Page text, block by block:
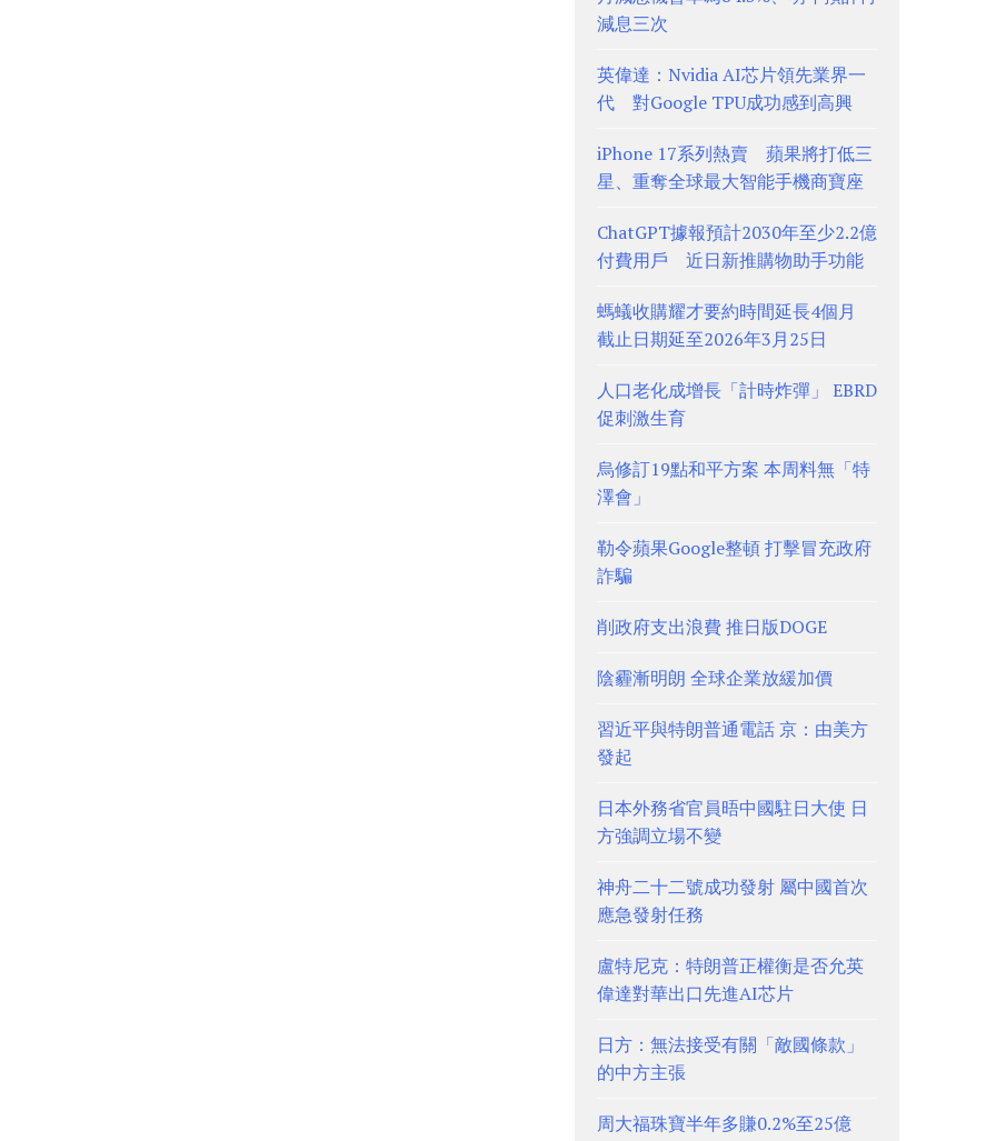
減息三次
英偉達：Nvidia AI芯片領先業界一
代 對Google TPU成功感到高興
iPhone 17系列熱賣 蘋果將打低三
星、重奪全球最大智能手機商寶座
ChatGPT據報預計2030年至少2.2億
付費用戶 近日新推購物助手功能
螞蟻收購耀才要約時間延長4個月
截止日期延至2026年3月25日
人口老化成增長「計時炸彈」 EBRD
促刺激生育
烏修訂19點和平方案 本周料無「特
澤會」
勒令蘋果Google整頓 打擊冒充政府
詐騙
削政府支出浪費 推日版DOGE
陰霾漸明朗 全球企業放緩加價
習近平與特朗普通電話 京：由美方
發起
日本外務省官員晤中國駐日大使 日
方強調立場不變
神舟二十二號成功發射 屬中國首次
應急發射任務
盧特尼克：特朗普正權衡是否允英
偉達對華出口先進AI芯片
日方：無法接受有關「敵國條款」
的中方主張
周大福珠寶半年多賺0.2%至25億